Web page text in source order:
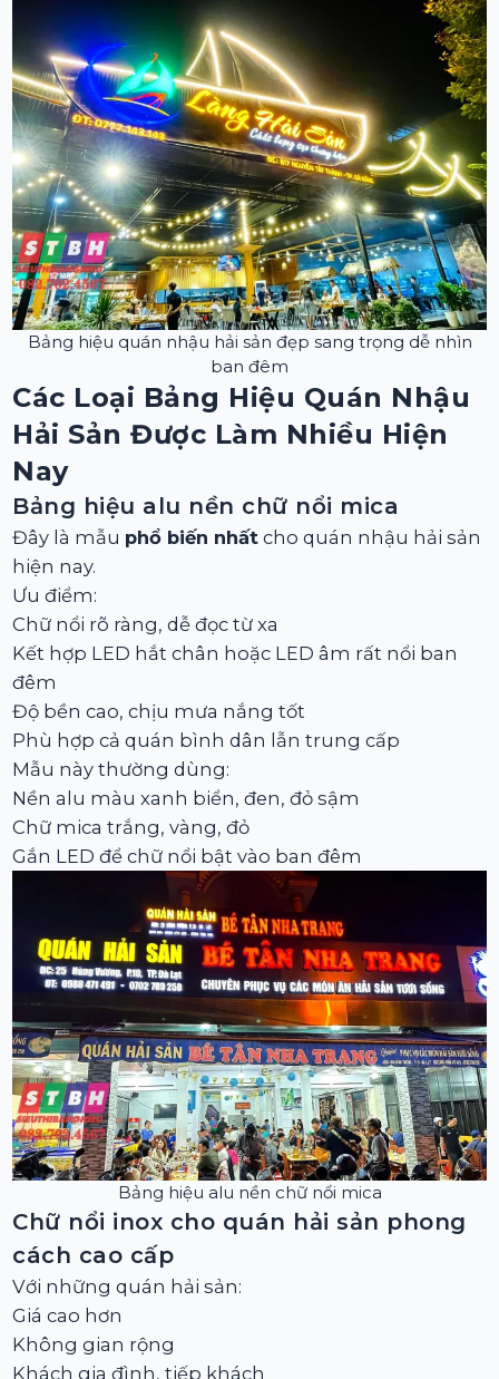
Bảng hiệu quán nhậu hải sản đẹp sang trọng dễ nhìn
ban đêm
Các Loại Bảng Hiệu Quán Nhậu
Hải Sản Được Làm Nhiều Hiện
Nay
Bảng hiệu alu nền chữ nổi mica
Đây là mẫu phổ biến nhất cho quán nhậu hải sản
hiện nay.
Ưu điểm:
Chữ nổi rõ ràng, dễ đọc từ xa
Kết hợp LED hắt chân hoặc LED âm rất nổi ban
đêm
Độ bền cao, chịu mưa nắng tốt
Phù hợp cả quán bình dân lẫn trung cấp
Mẫu này thường dùng:
Nền alu màu xanh biển, đen, đỏ sậm
Chữ mica trắng, vàng, đỏ
Gắn LED để chữ nổi bật vào ban đêm
Bảng hiệu alu nền chữ nổi mica
Chữ nổi inox cho quán hải sản phong
cách cao cấp
Với những quán hải sản:
Giá cao hơn
Không gian rộng
Khách gia đình, tiếp khách